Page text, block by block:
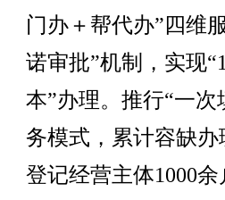
门办＋帮代办”四维
诺审批”机制，实现
本”办理。推行“一
务模式，累计容缺
登记经营主体1000